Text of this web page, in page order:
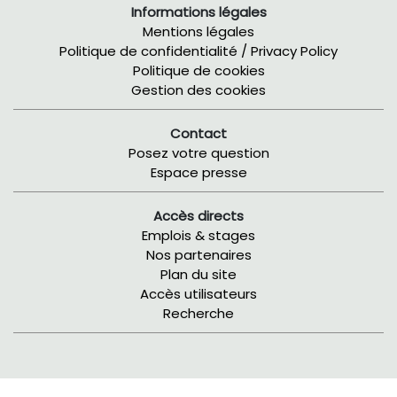
Informations légales
Mentions légales
Politique de confidentialité / Privacy Policy
Politique de cookies
Gestion des cookies
Contact
Posez votre question
Espace presse
Accès directs
Emplois & stages
Nos partenaires
Plan du site
Accès utilisateurs
Recherche